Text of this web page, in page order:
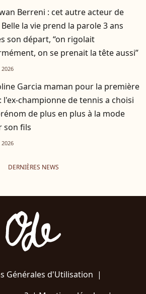
Berreni : cet autre acteur de
Belle la vie prend la parole 3 ans
son départ, “on rigolait
on se prenait la tête aussi”
Garcia maman pour la première
l'ex-championne de tennis a choisi
de plus en plus à la mode
son fils
DERNIÈRES NEWS
Générales d'Utilisation |